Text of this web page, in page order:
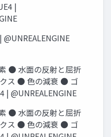
|
● 水面の反射と屈折
ス ● 色の減衰 ● ゴ
| @UNREALENGINE
● 水面の反射と屈折
ス ● 色の減衰 ● ゴ